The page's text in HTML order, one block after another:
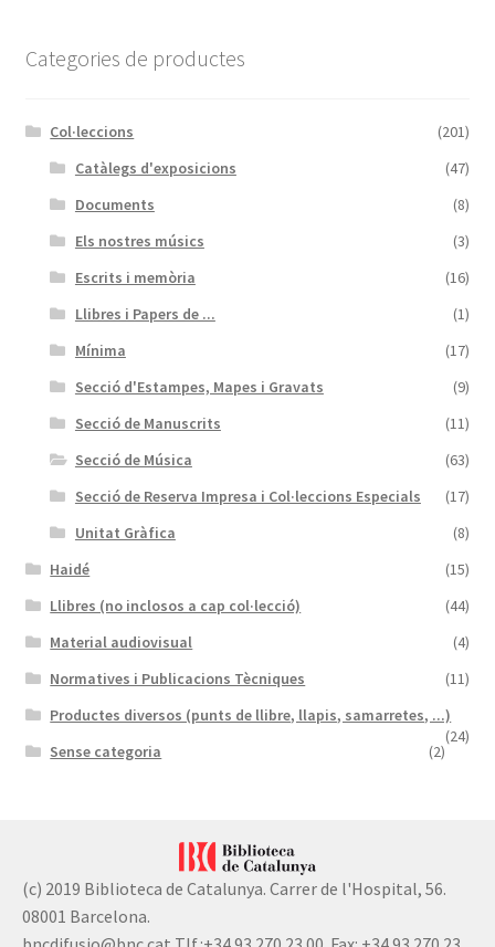
Categories de productes
Col·leccions
(201)
Catàlegs d'exposicions
(47)
Documents
(8)
Els nostres músics
(3)
Escrits i memòria
(16)
Llibres i Papers de ...
(1)
Mínima
(17)
Secció d'Estampes, Mapes i Gravats
(9)
Secció de Manuscrits
(11)
Secció de Música
(63)
Secció de Reserva Impresa i Col·leccions Especials
(17)
Unitat Gràfica
(8)
Haidé
(15)
Llibres (no inclosos a cap col·lecció)
(44)
Material audiovisual
(4)
Normatives i Publicacions Tècniques
(11)
Productes diversos (punts de llibre, llapis, samarretes, ...)
(24)
Sense categoria (2)
(c) 2019 Biblioteca de Catalunya. Carrer de l'Hospital, 56.
08001 Barcelona.